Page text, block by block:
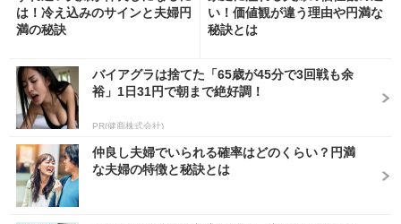
は！冷え込みのサインと夫婦円
満の秘訣
い！価値観が違う理由や円満な
秘訣とは
バイアグラは捨てた「65歳が45分で3回戦も余
裕」1日31円で朝まで絶好調！
PR(健商株式会社)
仲良し夫婦でいられる確率はどのくらい？円満
な夫婦の特徴と秘訣とは